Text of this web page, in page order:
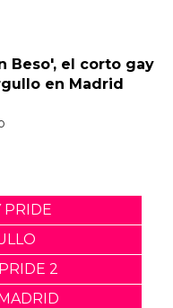
Beso', el corto gay
en Madrid
PRIDE
2